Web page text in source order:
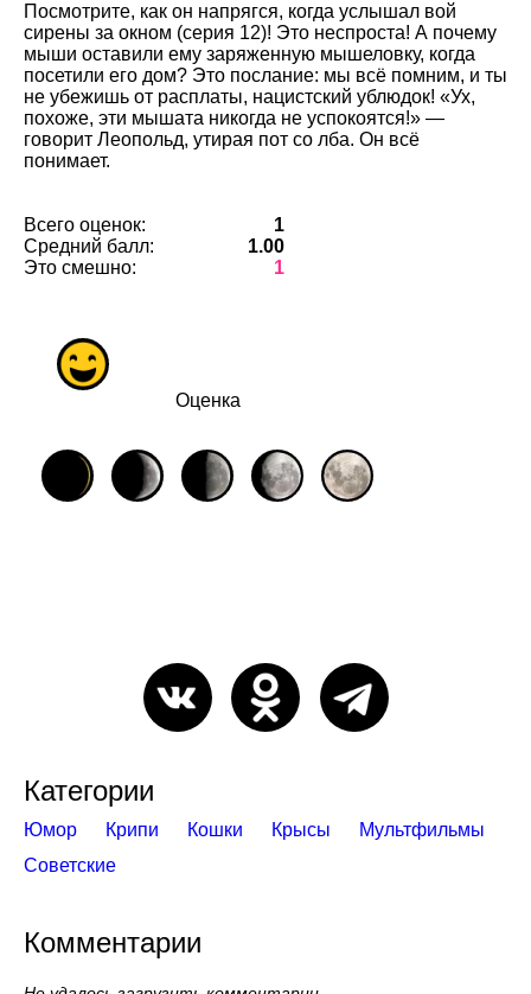
Посмотрите, как он напрягся, когда услышал вой
сирены за окном (серия 12)! Это неспроста! А почему
мыши оставили ему заряженную мышеловку, когда
посетили его дом? Это послание: мы всё помним, и ты
не убежишь от расплаты, нацистский ублюдок! «Ух,
похоже, эти мышата никогда не успокоятся!» —
говорит Леопольд, утирая пот со лба. Он всё
понимает.
Всего оценок:
1
Средний балл:
1.00
Это смешно:
1
Оценка
Категории
Юмор Крипи Кошки Крысы
Мультфильмы
Советские
Комментарии